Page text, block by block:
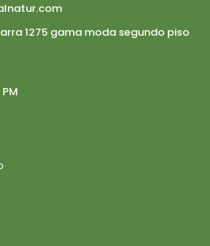
1275 gama moda segundo piso